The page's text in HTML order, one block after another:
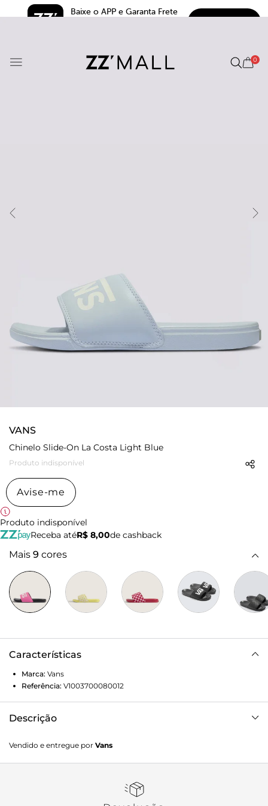
Baixe o APP e Garanta Frete
0
VANS
Chinelo Slide-On La Costa Light Blue
Produto indisponível
Avise-me
Produto indisponível
Receba atéR$ 8,00de cashback
Mais 9 cores
Características
Marca: Vans
Referência: V1003700080012
Descrição
On Light Blue. Com inspiração no solado vulcanizado dos
clássicos Vans, o chinelo slide-on apresenta silhueta com
Vans em “Drop V”. Com forro de borracha macia e tecido
Vendido e entregue por Vans